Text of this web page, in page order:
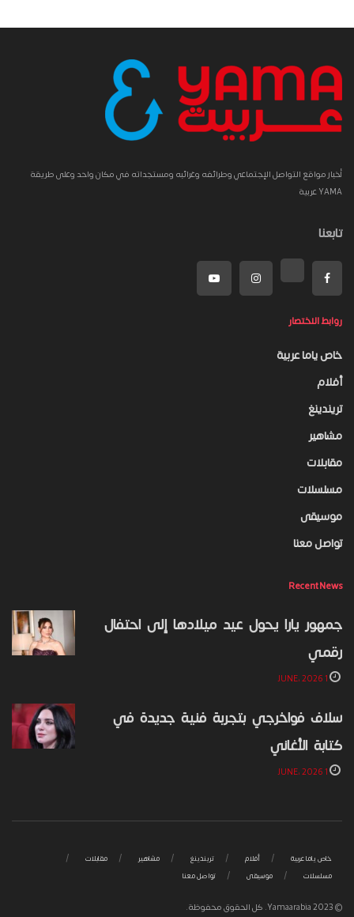
أخبار مواقع التواصل الإجتماعي وطرائفه وغرائبه ومستجداته في مكان واحد وعلى طريقة
YAMA عربية
تابعنا
روابط الاختصار
خاص ياما عربية
أفلام
تريندينغ
مشاهير
مقابلات
مسلسلات
موسيقى
تواصل معنا
Recent News
جمهور يارا يحول عيد ميلادها إلى احتفال
رقمي
سلاف فواخرجي بتجربة فنية جديدة في
كتابة الأغاني
خاص ياما عربية أفلام تريندينغ مشاهير
مقابلات
مسلسلات
موسيقى تواصل معنا
© 2023 Yamaarabia. كل الحقوق محفوظة.